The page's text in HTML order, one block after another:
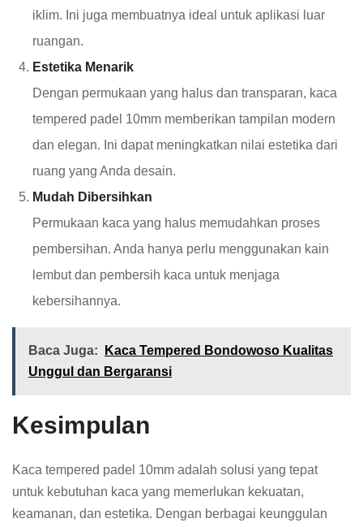
iklim. Ini juga membuatnya ideal untuk aplikasi luar
ruangan.
Estetika Menarik
Dengan permukaan yang halus dan transparan, kaca
tempered padel 10mm memberikan tampilan modern
dan elegan. Ini dapat meningkatkan nilai estetika dari
ruang yang Anda desain.
Mudah Dibersihkan
Permukaan kaca yang halus memudahkan proses
pembersihan. Anda hanya perlu menggunakan kain
lembut dan pembersih kaca untuk menjaga
kebersihannya.
Baca Juga:
Kaca Tempered Bondowoso Kualitas
Unggul dan Bergaransi
Kesimpulan
Kaca tempered padel 10mm adalah solusi yang tepat
untuk kebutuhan kaca yang memerlukan kekuatan,
keamanan, dan estetika. Dengan berbagai keunggulan